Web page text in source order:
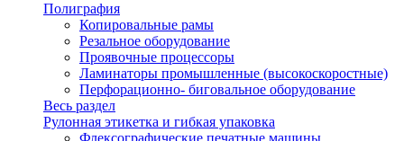
Полиграфия
Копировальные рамы
Резальное оборудование
Проявочные процессоры
Ламинаторы промышленные (высокоскоростные)
Перфорационно- биговальное оборудование
Весь раздел
Рулонная этикетка и гибкая упаковка
Флексографические печатные машины